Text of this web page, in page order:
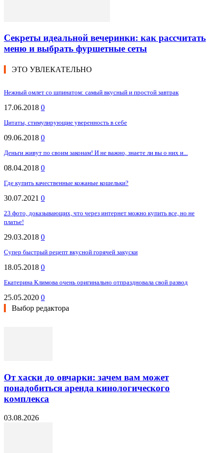
Секреты идеальной вечеринки: как рассчитать
меню и выбрать фуршетные сеты
ЭТО УВЛЕКАТЕЛЬНО
Нежный омлет со шпинатом: самый вкусный и простой завтрак
17.06.2018 0
Цитаты, стимулирующие уверенность в себе
09.06.2018 0
Деньги живут по своим законам! И не важно, знаете ли вы о них и...
08.04.2018 0
Где купить качественные кожаные кошельки?
30.07.2021 0
23 фото, доказывающих, что через интернет можно купить все, но не
платье!
29.03.2018 0
Супер быстрый рецепт вкусной горячей закуски
18.05.2018 0
Екатерина Климова очень оригинально отпраздновала свой развод
25.05.2020 0
Выбор редактора
От хаски до овчарки: зачем вам может
понадобиться аренда кинологического
комплекса
03.08.2026